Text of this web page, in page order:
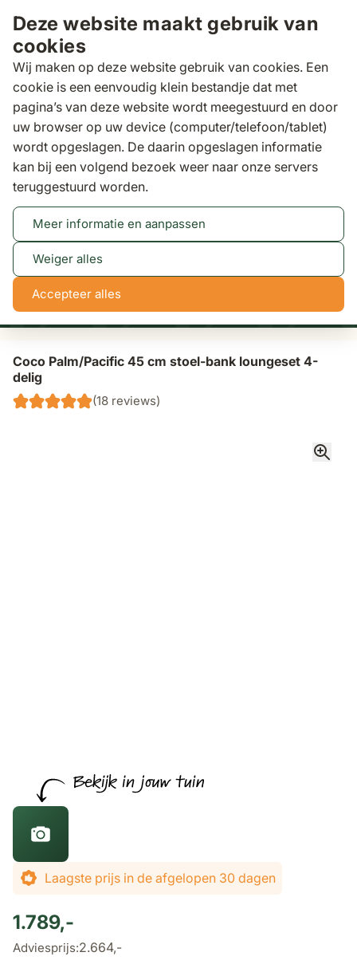
Deze website maakt gebruik van
cookies
Wij maken op deze website gebruik van cookies. Een
cookie is een eenvoudig klein bestandje dat met
pagina’s van deze website wordt meegestuurd en door
uw browser op uw device (computer/telefoon/tablet)
wordt opgeslagen. De daarin opgeslagen informatie
kan bij een volgend bezoek weer naar onze servers
teruggestuurd worden.
Meer informatie en aanpassen
Weiger alles
Accepteer alles
Zoeken
Binnen 3 dagengratis bezorgd
Loungesets
Coco Palm/Pacific 45 cm stoel-bank
loungeset 4-delig
Tot 50% korting
NaN
dagen
NaN NaN NaN
Coco Palm/Pacific 45 cm stoel-bank loungeset 4-
delig
(18 reviews)
De prijs is afhankelijk van de gekozen opties
Laagste prijs in de afgelopen 30 dagen
1.789,-
Adviesprijs:2.664,-